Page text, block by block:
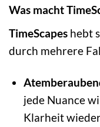
Was macht
TimeScapes hebt
durch mehrere
jede Nuance
Klarheit